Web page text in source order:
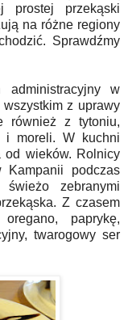
prostej przekąski
na różne regiony
Sprawdźmy
w
wszystkim z uprawy
również z tytoniu,
i moreli. W kuchni
od wieków. Rolnicy
Kampanii podczas
zebranymi
Z czasem
paprykę,
twarogowy ser